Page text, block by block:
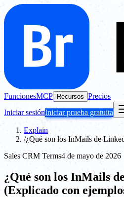
FuncionesMCP Recursos Precios
Iniciar sesiónIniciar prueba gratuita
Explain
/¿Qué son los InMails de
Sales CRM Terms4 de mayo de 2026
¿Qué son los InMails
(Explicado con